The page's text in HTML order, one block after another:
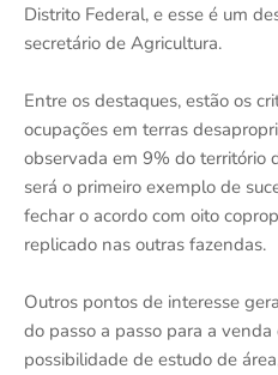
Distrito Federal, e esse é um
secretário de Agricultura.
Entre os destaques, estão os
ocupações em terras
observada em 9% do território
será o primeiro exemplo de
fechar o acordo com oito
replicado nas outras fazendas.
Outros pontos de interesse
do passo a passo para a venda
possibilidade de estudo de